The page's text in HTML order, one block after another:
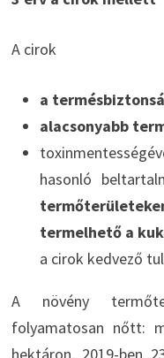
A cirok
a
alacsonyabb
hasonló
termelhető a
a cirok kedvező
A növény
folyamatosan nőtt:
hektáron, 2019-ben